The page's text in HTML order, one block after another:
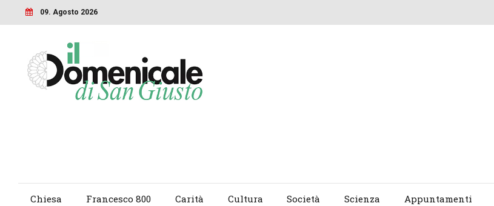
09. Agosto 2026
Chiesa Francesco 800 Carità Cultura Società Scienza Appuntamenti